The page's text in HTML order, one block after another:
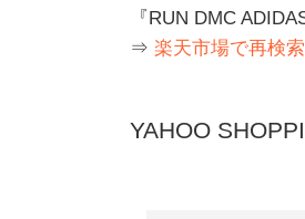
『RUN DMC
⇒ 楽天市場で再検
YAHOO